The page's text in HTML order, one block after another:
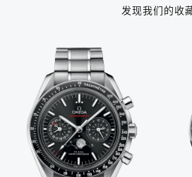
发现我们的收